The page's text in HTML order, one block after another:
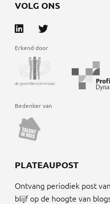
VOLG ONS
Erkend door
Bedenker van
PLATEAUPOST
Ontvang periodiek post
blijf op de hoogte van